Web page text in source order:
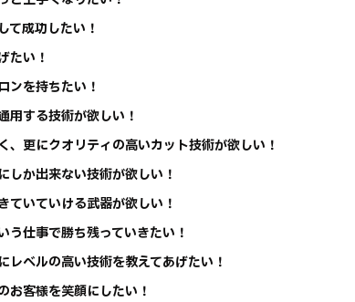
て成功したい！
たい！
ンを持ちたい！
用する技術が欲しい！
、更にクオリティの高いカット技術が欲しい！
しか出来ない技術が欲しい！
ていていける武器が欲しい！
う仕事で勝ち残っていきたい！
レベルの高い技術を教えてあげたい！
お客様を笑顔にしたい！